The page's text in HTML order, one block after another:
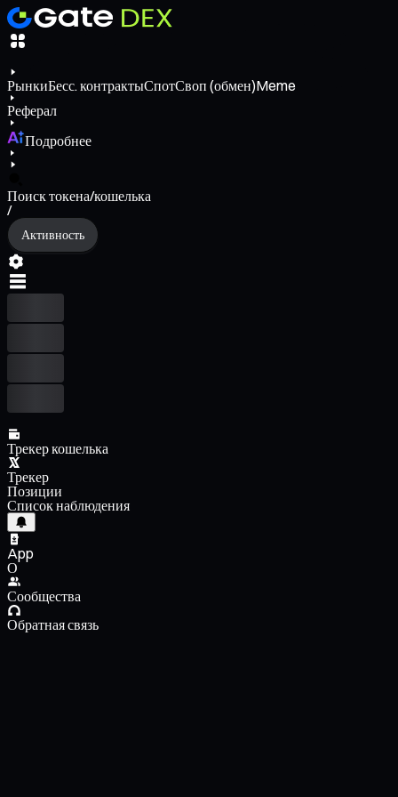
РынкиБесс. контрактыСпотСвоп (обмен)Meme
Реферал
Подробнее
Поиск токена/кошелька
/
Активность
Трекер кошелька
Трекер
Позиции
Список наблюдения
App
О
Сообщества
Обратная связь